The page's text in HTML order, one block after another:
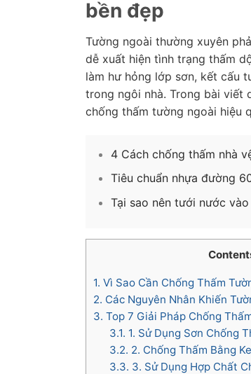
bền đẹp
Tường ngoài thường xuyên
dễ xuất hiện tình trạng thấm
làm hư hỏng lớp sơn, kết cấu
trong ngôi nhà. Trong bài viết
chống thấm tường ngoài hiệu
4 Cách chống thấm nhà
Tiêu chuẩn nhựa đường
Tại sao nên tưới nước
1. Vì Sao Cần Chống Thấm
2. Các Nguyên Nhân Khiến
3. Top 7 Giải Pháp Chống
3.1. 1. Sử Dụng Sơn Chống
3.2. 2. Chống Thấm Bằng
3.3. 3. Sử Dụng Hợp Chất